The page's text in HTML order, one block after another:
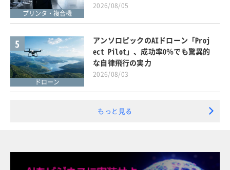
プリンタ・複合機
2026/08/05
5
ドローン
アンソロピックのAIドローン「Proj
ect Pilot」、成功率0％でも驚異的
な自律飛行の実力
2026/08/03
もっと見る